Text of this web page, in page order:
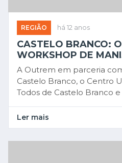
REGIÃO há 12 anos
CASTELO BRANCO:
WORKSHOP DE
A Outrem em parceria
Castelo Branco, o Centro
Todos de Castelo Branco
Ler mais